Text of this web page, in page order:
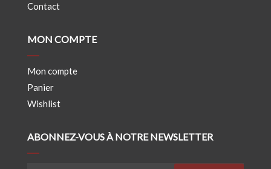
Contact
MON COMPTE
Mon compte
Panier
Wishlist
ABONNEZ-VOUS À NOTRE NEWSLETTER